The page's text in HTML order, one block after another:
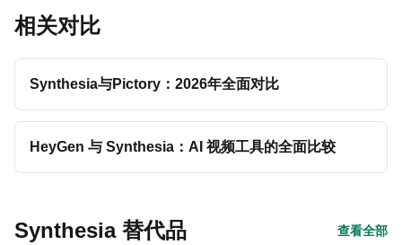
相关对比
Synthesia与Pictory：2026年全面对比
HeyGen 与 Synthesia：AI 视频工具的全面比较
Synthesia 替代品 查看全部